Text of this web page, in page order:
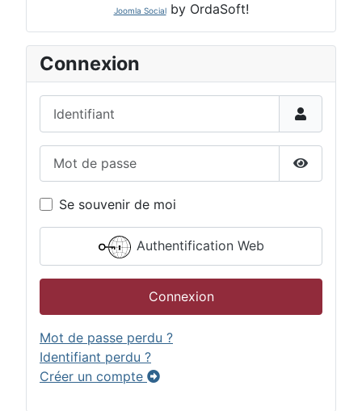
Joomla Socialby OrdaSoft!
Connexion
Afficher
Se souvenir de moi
Authentification Web
Connexion
Mot de passe perdu ?
Identifiant perdu ?
Créer un compte